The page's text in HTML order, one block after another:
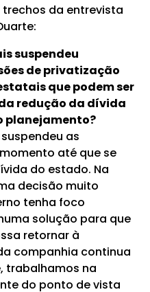
trechos da entrevista
suspendeu
de privatização
que podem ser
redução da dívida
planejamento?
as
até que se
do estado. Na
decisão muito
tenha foco
solução para que
retornar à
companhia continua
trabalhamos na
do ponto de vista